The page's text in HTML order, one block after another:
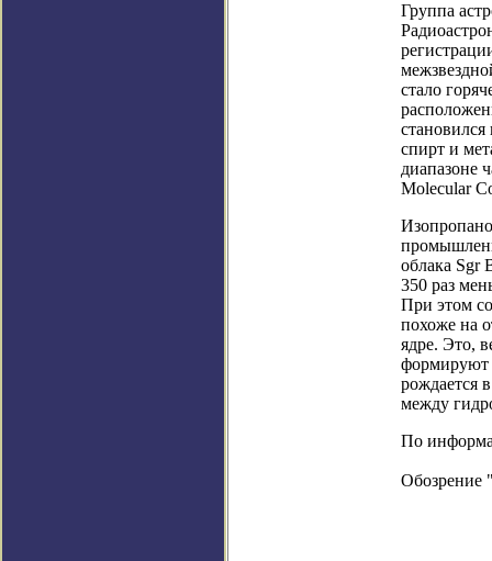
Группа
стало
спирт и
диапазоне
Molecular
облака Sgr
350 раз
При этом
похоже на
ядре. Это,
формируют
рождается
между
По
Обозрение